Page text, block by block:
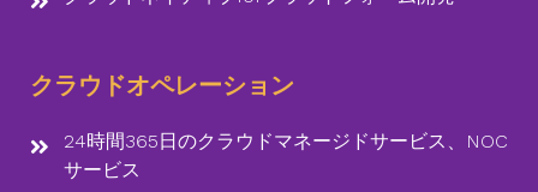
クラウドオペレーション
24時間365日のクラウドマネージドサービス、NOC
サービス